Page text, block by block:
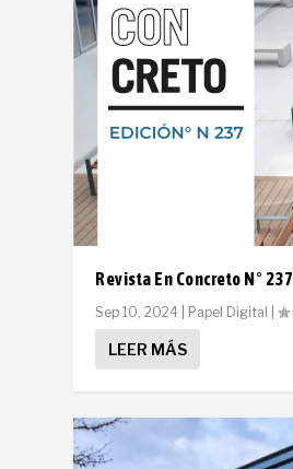
Revista En Concreto N° 237
Sep 10, 2024 Papel Digital |
LEER MÁS